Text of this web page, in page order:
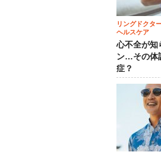
リングドクタ
ヘルスケア
心不全が知
ン…その体
症？